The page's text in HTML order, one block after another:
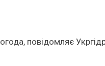
повідомляє